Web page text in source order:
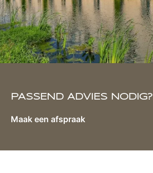
PASSEND ADVIES NODIG?
Maak een afspraak